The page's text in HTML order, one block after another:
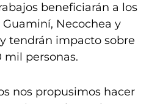
beneficiarán a los
Necochea y
tendrán impacto sobre
mil personas.
nos propusimos hacer